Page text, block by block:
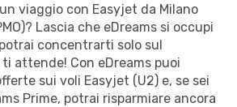
viaggio con Easyjet da Milano
Lascia che eDreams si occupi
concentrarti solo sul
attende! Con eDreams puoi
sui voli Easyjet (U2) e, se sei
Prime, potrai risparmiare ancora